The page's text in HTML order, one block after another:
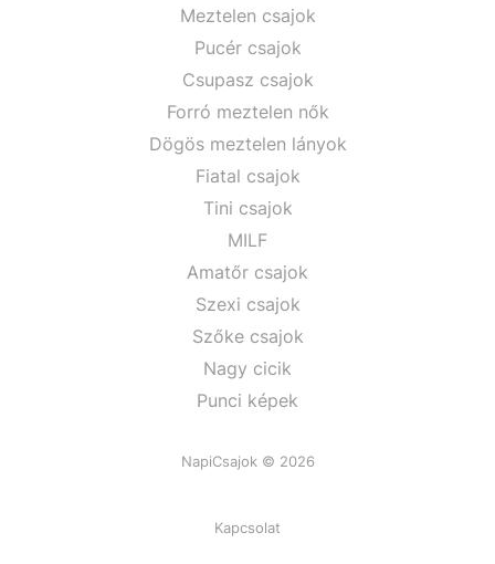
Meztelen csajok
Pucér csajok
Csupasz csajok
Forró meztelen nők
Dögös meztelen lányok
Fiatal csajok
Tini csajok
MILF
Amatőr csajok
Szexi csajok
Szőke csajok
Nagy cicik
Punci képek
NapiCsajok © 2026
Kapcsolat